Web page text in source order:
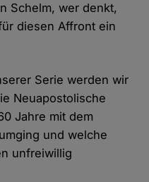
Schelm, wer denkt,
diesen Affront ein
Serie werden wir
Neuapostolische
Jahre mit dem
und welche
unfreiwillig